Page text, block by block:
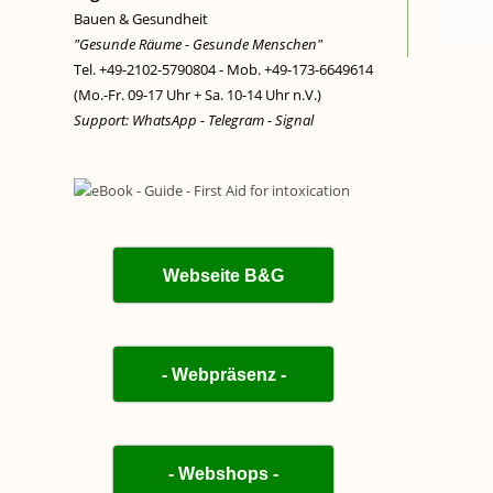
Bauen & Gesundheit
"Gesunde Räume - Gesunde Menschen"
Tel. +49-2102-5790804 - Mob. +49-173-6649614
(Mo.-Fr. 09-17 Uhr + Sa. 10-14 Uhr n.V.)
Support: WhatsApp - Telegram - Signal
Webseite B&G
- Webpräsenz -
- Webshops -